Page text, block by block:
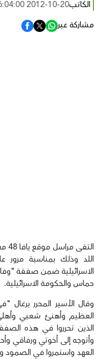
الكاتب2012-10-20 16:04:00
مشاركة عبر
اللد وذلك بمناسبة
الاسرائيلية ضمن صفقة "وفاء
حماس والحكومة الاسرائيلية.
وقال الأسير المحرر برغال
العظيم وأهنئ شعبي
الذين تحرروا في هذه
وأتوجه إلى أخوتي ورفاقي
العهد واستمروا في الصمود